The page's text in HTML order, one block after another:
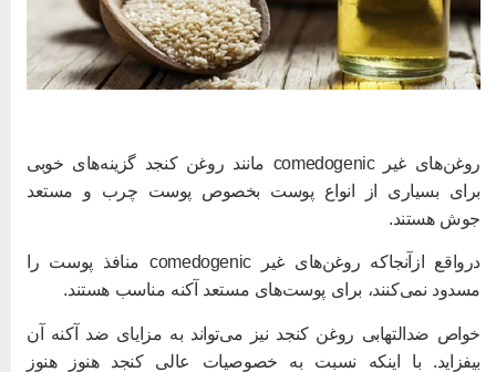
روغن‌های غیر comedogenic مانند روغن کنجد گزینه‌های خوبی
بسیاری از انواع پوست بخصوص پوست چرب و مستعد
هستند.
درواقع ازآنجاکه روغن‌های غیر comedogenic منافذ پوست را
نمی‌کنند، برای پوست‌های مستعد آکنه مناسب هستند.
ضدالتهابی روغن کنجد نیز می‌تواند به مزایای ضد آکنه آن
با اینکه نسبت به خصوصیات عالی کنجد هنوز هنوز